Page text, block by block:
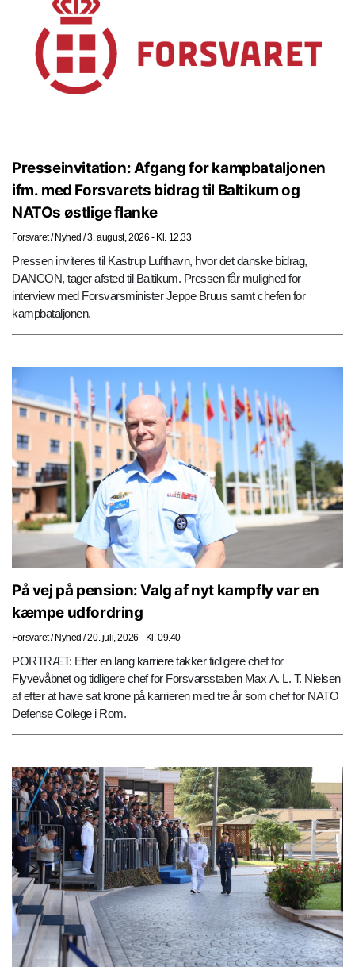
Presseinvitation: Afgang for kampbataljonen
ifm. med Forsvarets bidrag til Baltikum og
NATOs østlige flanke
Forsvaret/ Nyhed /3. august, 2026 - Kl. 12.33
Pressen inviteres til Kastrup Lufthavn, hvor det danske bidrag,
DANCON, tager afsted til Baltikum. Pressen får mulighed for
interview med Forsvarsminister Jeppe Bruus samt chefen for
kampbataljonen.
På vej på pension: Valg af nyt kampfly var en
kæmpe udfordring
Forsvaret/ Nyhed /20. juli, 2026 - Kl. 09.40
PORTRÆT: Efter en lang karriere takker tidligere chef for
Flyvevåbnet og tidligere chef for Forsvarsstaben Max A. L. T. Nielsen
af efter at have sat krone på karrieren med tre år som chef for NATO
Defense College i Rom.